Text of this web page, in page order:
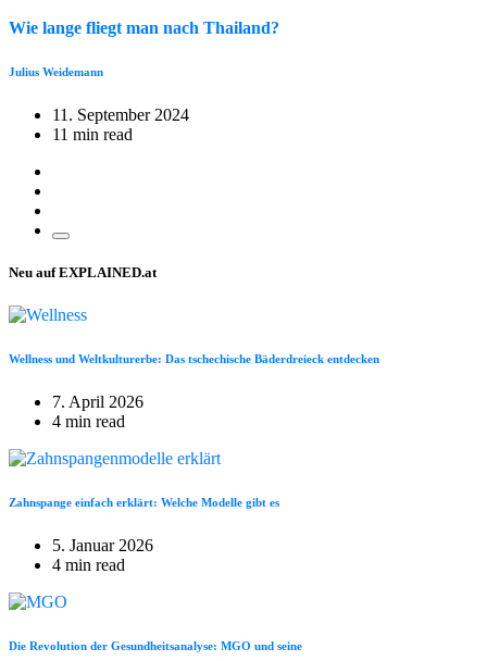
Wie lange fliegt man nach Thailand?
Julius Weidemann
11. September 2024
11 min read
Neu auf EXPLAINED.at
Wellness und Weltkulturerbe: Das tschechische Bäderdreieck entdecken
7. April 2026
4 min read
Zahnspange einfach erklärt: Welche Modelle gibt es
5. Januar 2026
4 min read
Die Revolution der Gesundheitsanalyse: MGO und seine